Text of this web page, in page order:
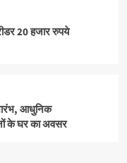
20 हजार रुपये
आधुनिक
के घर का अवसर